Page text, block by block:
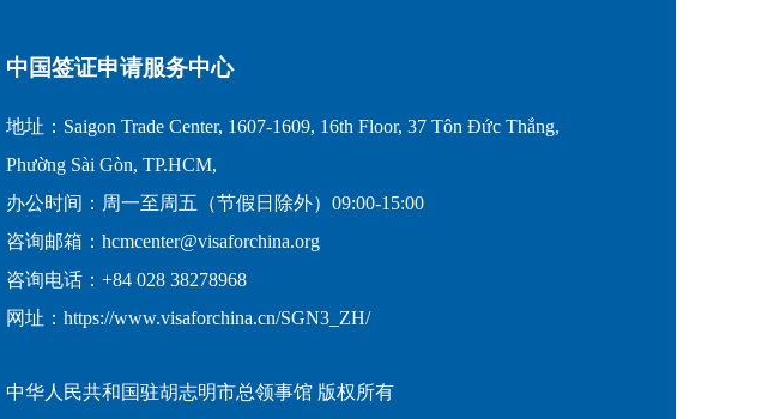
中国签证申请服务中心
地址：Saigon Trade Center, 1607-1609, 16th Floor, 37 Tôn Đức Thắng,
Phường Sài Gòn, TP.HCM,
办公时间：周一至周五（节假日除外）09:00-15:00
咨询邮箱：hcmcenter@visaforchina.org
咨询电话：+84 028 38278968
网址：https://www.visaforchina.cn/SGN3_ZH/
中华人民共和国驻胡志明市总领事馆 版权所有